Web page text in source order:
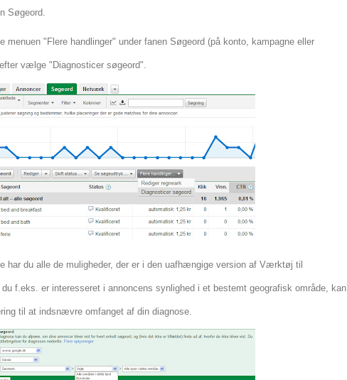
Søgeord.
menuen "Flere handlinger" under fanen Søgeord (på konto, kampagne eller
vælge "Diagnosticer søgeord".
har du alle de muligheder, der er i den uafhængige version af Værktøj til
f.eks. er interesseret i annoncens synlighed i et bestemt geografisk område, kan
til at indsnævre omfanget af din diagnose.